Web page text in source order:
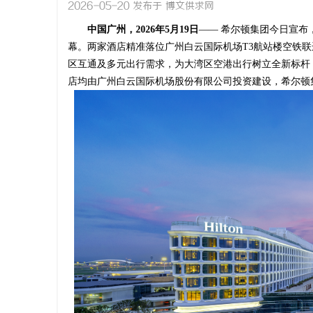
2026-05-20 发布于 博文供求网
中国广州， 2026年5月 19 日 —— 希尔顿集团今日宣布
幕。两家酒店精准落位广州白云国际机场T3航站楼空铁
区互通及多元出行需求，为大湾区空港出行树立全新标
店均由广州白云国际机场股份有限公司投资建设，希尔顿